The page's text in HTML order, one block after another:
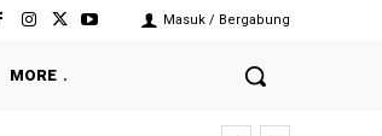
Masuk / Bergabung
MORE